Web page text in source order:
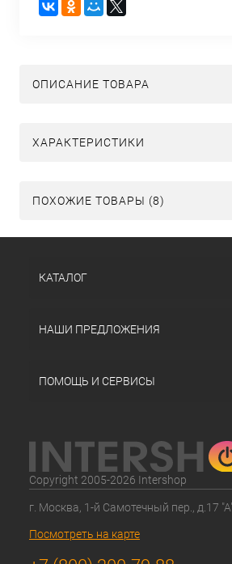
ОПИСАНИЕ ТОВАРА
ХАРАКТЕРИСТИКИ
ПОХОЖИЕ ТОВАРЫ (8)
КАТАЛОГ
НАШИ ПРЕДЛОЖЕНИЯ
ПОМОЩЬ И СЕРВИСЫ
Copyright 2005-2026 Intershop
г. Москва, 1-й Самотечный пер., д.17
Посмотреть на карте